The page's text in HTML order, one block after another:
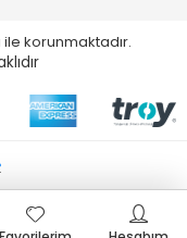
ile korunmaktadır.